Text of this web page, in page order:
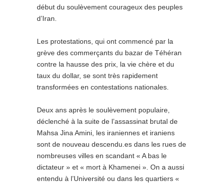
début du soulèvement courageux des peuples
d’Iran.
Les protestations, qui ont commencé par la
grève des commerçants du bazar de Téhéran
contre la hausse des prix, la vie chère et du
taux du dollar, se sont très rapidement
transformées en contestations nationales.
Deux ans après le soulèvement populaire,
déclenché à la suite de l’assassinat brutal de
Mahsa Jina Amini, les iraniennes et iraniens
sont de nouveau descendu.es dans les rues de
nombreuses villes en scandant « A bas le
dictateur » et « mort à Khamenei ». On a aussi
entendu à l’Université ou dans les quartiers «